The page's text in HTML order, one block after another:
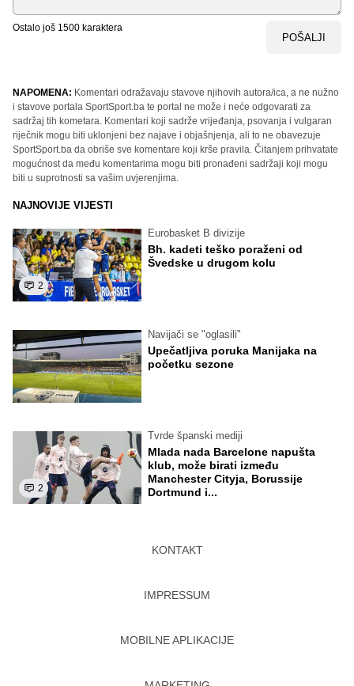
Ostalo još 1500 karaktera
POŠALJI
NAPOMENA: Komentari odražavaju stavove njihovih autora/ica, a ne nužno
i stavove portala SportSport.ba te portal ne može i neće odgovarati za
sadržaj tih kometara. Komentari koji sadrže vrijeđanja, psovanja i vulgaran
riječnik mogu biti uklonjeni bez najave i objašnjenja, ali to ne obavezuje
SportSport.ba da obriše sve komentare koji krše pravila. Čitanjem prihvatate
mogućnost da među komentarima mogu biti pronađeni sadržaji koji mogu
biti u suprotnosti sa vašim uvjerenjima.
NAJNOVIJE VIJESTI
2
Eurobasket B divizije
Bh. kadeti teško poraženi od
Švedske u drugom kolu
Navijači se "oglasili"
Upečatljiva poruka Manijaka na
početku sezone
2
Tvrde španski mediji
Mlada nada Barcelone napušta
klub, može birati između
Manchester Cityja, Borussije
Dortmund i...
KONTAKT
IMPRESSUM
MOBILNE APLIKACIJE